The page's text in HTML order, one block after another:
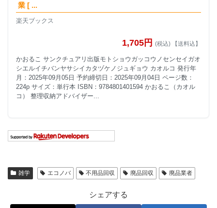
業 [ ...
楽天ブックス
1,705円 (税込) 【送料込】
かおるこ サンクチュアリ出版モトショウガッコウノセンセイガオ
シエルイチバンヤサシイカタヅケノジュギョウ カオルコ 発行年
月：2025年09月05日 予約締切日：2025年09月04日 ページ数：
224p サイズ：単行本 ISBN：9784801401594 かおるこ（カオル
コ） 整理収納アドバイザー...
雑学 エコノバ 不用品回収 廃品回収 廃品業者
シェアする